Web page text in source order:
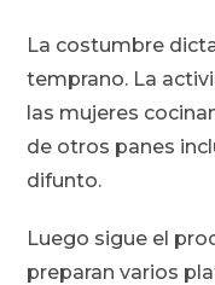
La costumbre
temprano. La
las mujeres
de otros panes
difunto.
Luego sigue el
preparan varios